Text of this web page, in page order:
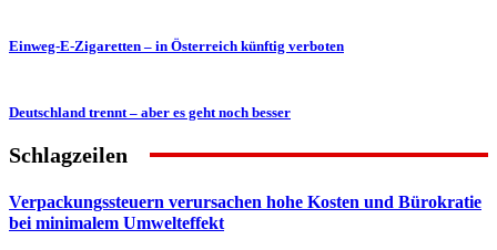
Einweg-E-Zigaretten – in Österreich künftig verboten
Deutschland trennt – aber es geht noch besser
Schlagzeilen
Verpackungssteuern verursachen hohe Kosten und Bürokratie
bei minimalem Umwelteffekt